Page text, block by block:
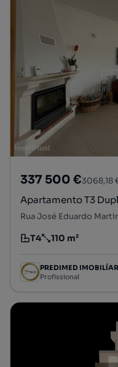
337 500 €3068,18
Apartamento T3
Tipologia
T4
Preço por metro
110 m²
PREDIMED
Profissional